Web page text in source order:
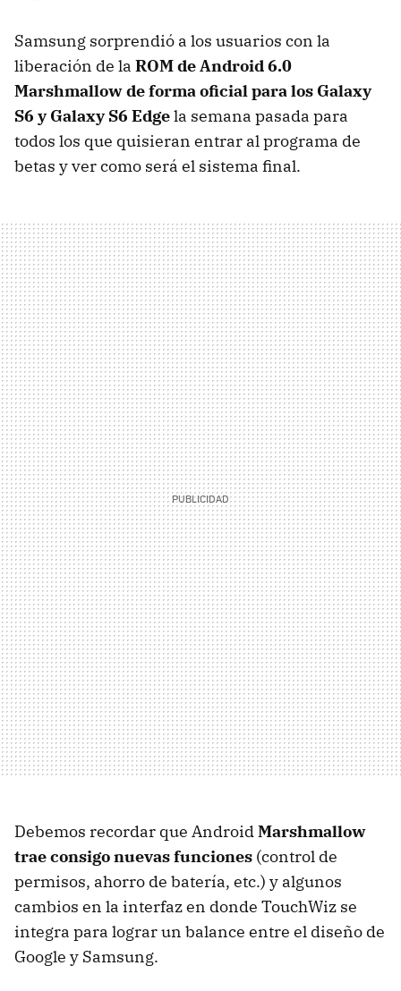
Samsung sorprendió a los usuarios con la
liberación de la ROM de Android 6.0
Marshmallow de forma oficial para los Galaxy
S6 y Galaxy S6 Edgela semana pasada para
todos los que quisieran entrar al programa de
betas y ver como será el sistema final.
Debemos recordar que AndroidMarshmallow
trae consigo nuevas funciones (control de
permisos, ahorro de batería, etc.) y algunos
cambios en la interfaz en donde TouchWiz se
integra para lograr un balance entre el diseño de
Google y Samsung.